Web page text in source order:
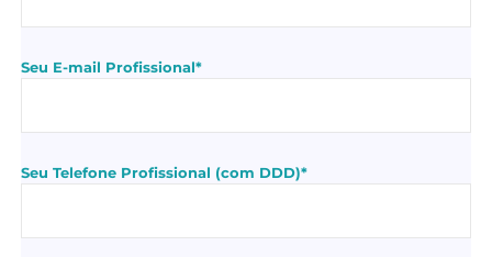
Seu E-mail Profissional*
Seu Telefone Profissional (com DDD)*